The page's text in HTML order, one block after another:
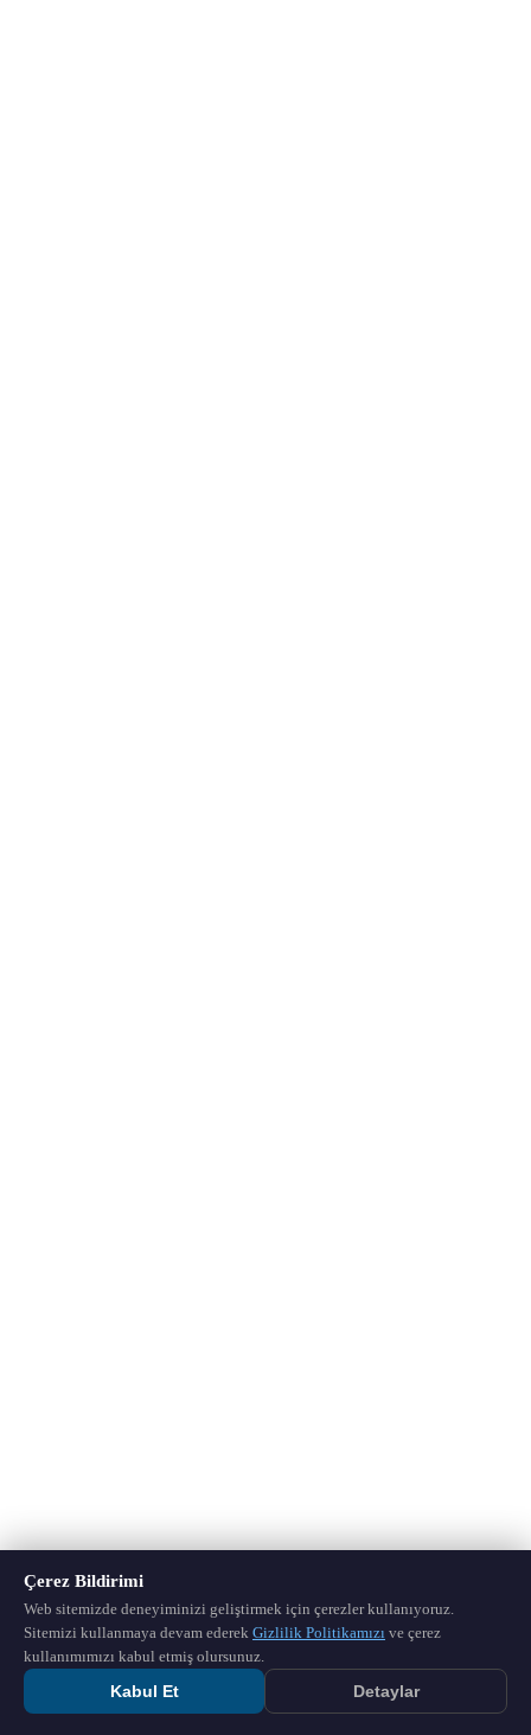
Çerez Bildirimi
Web sitemizde deneyiminizi geliştirmek için çerezler kullanıyoruz.
Sitemizi kullanmaya devam ederek Gizlilik Politikamızı ve çerez
kullanımımızı kabul etmiş olursunuz.
Kabul Et Detaylar